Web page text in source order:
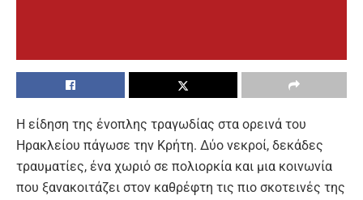
Η είδηση της ένοπλης τραγωδίας στα ορεινά του
Ηρακλείου πάγωσε την Κρήτη. Δύο νεκροί, δεκάδες
τραυματίες, ένα χωριό σε πολιορκία και μια κοινωνία
που ξανακοιτάζει στον καθρέφτη τις πιο σκοτεινές της